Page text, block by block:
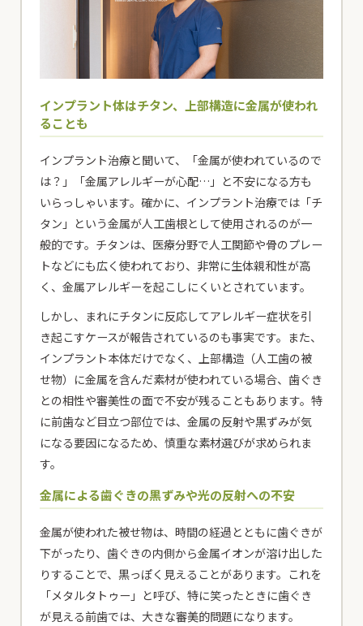
インプラント体はチタン、上部構造に金属が使われ
ることも
インプラント治療と聞いて、「金属が使われているので
は？」「金属アレルギーが心配…」と不安になる方も
いらっしゃいます。確かに、インプラント治療では「チ
タン」という金属が人工歯根として使用されるのが一
般的です。チタンは、医療分野で人工関節や骨のプレー
トなどにも広く使われており、非常に生体親和性が高
く、金属アレルギーを起こしにくいとされています。
しかし、まれにチタンに反応してアレルギー症状を引
き起こすケースが報告されているのも事実です。また、
インプラント本体だけでなく、上部構造（人工歯の被
せ物）に金属を含んだ素材が使われている場合、歯ぐき
との相性や審美性の面で不安が残ることもあります。特
に前歯など目立つ部位では、金属の反射や黒ずみが気
になる要因になるため、慎重な素材選びが求められま
す。
金属による歯ぐきの黒ずみや光の反射への不安
金属が使われた被せ物は、時間の経過とともに歯ぐきが
下がったり、歯ぐきの内側から金属イオンが溶け出した
りすることで、黒っぽく見えることがあります。これを
「メタルタトゥー」と呼び、特に笑ったときに歯ぐき
が見える前歯では、大きな審美的問題になります。